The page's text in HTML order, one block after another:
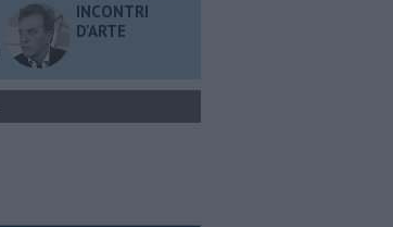
INCONTRI
D'ARTE